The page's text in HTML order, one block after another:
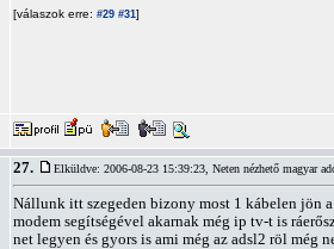
[válaszok erre: #29 #31]
27. Elküldve: 2006-08-23 15:39:23, Neten nézhető magyar
Nállunk itt szegeden bizony most 1 kábelen jön
modem segítségével akarnak még ip tv-t is
net legyen és gyors is ami még az adsl2 röl még